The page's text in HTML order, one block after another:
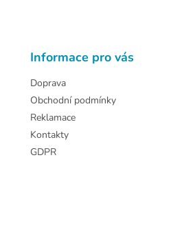
Informace pro vás
Doprava
Obchodní podmínky
Reklamace
Kontakty
GDPR